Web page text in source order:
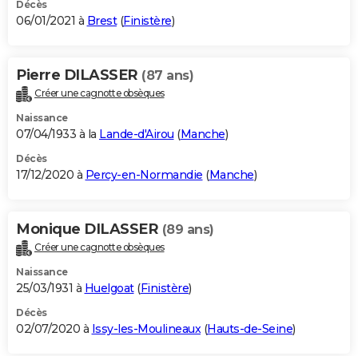
Décès
06/01/2021 à Brest(Finistère)
Pierre DILASSER (87 ans)
Créer une cagnotte obsèques
Naissance
07/04/1933 à la Lande-d'Airou (Manche)
Décès
17/12/2020 à Percy-en-Normandie (Manche)
Monique DILASSER (89 ans)
Créer une cagnotte obsèques
Naissance
25/03/1931 à Huelgoat(Finistère)
Décès
02/07/2020 à Issy-les-Moulineaux(Hauts-de-Seine)